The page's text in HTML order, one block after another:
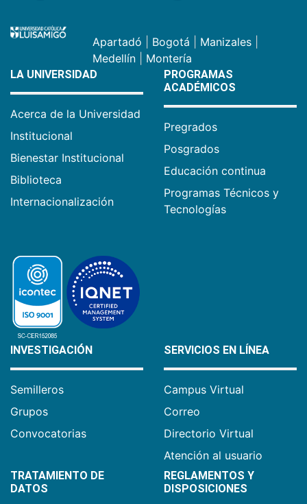
Apartadó Bogotá Manizales
Medellín
Montería
LA UNIVERSIDAD
Acerca de la Universidad
Institucional
Bienestar Institucional
Biblioteca
Internacionalización
PROGRAMAS
ACADÉMICOS
Pregrados
Posgrados
Educación continua
Programas Técnicos y
Tecnologías
INVESTIGACIÓN
Semilleros
Grupos
Convocatorias
SERVICIOS EN LÍNEA
Campus Virtual
Correo
Directorio Virtual
Atención al usuario
TRATAMIENTO DE
DATOS
REGLAMENTOS Y
DISPOSICIONES